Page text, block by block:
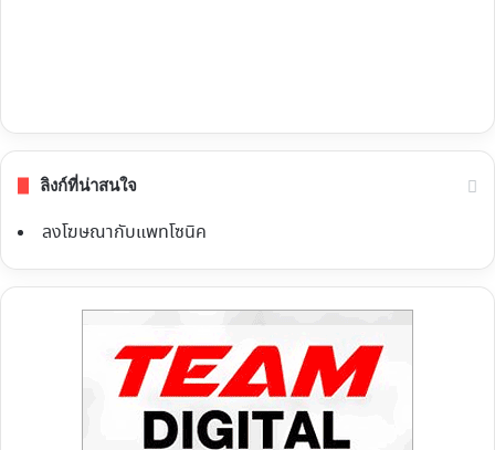
ลิงก์ที่น่าสนใจ
ลงโฆษณากับแพทโซนิค